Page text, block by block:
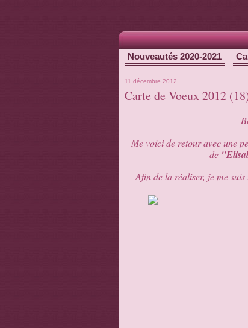
Nouveautés 2020-2021
11 décembre 2012
Carte de Voeux 2012
Me voici de retour avec une
de
Afin de la réaliser, je me